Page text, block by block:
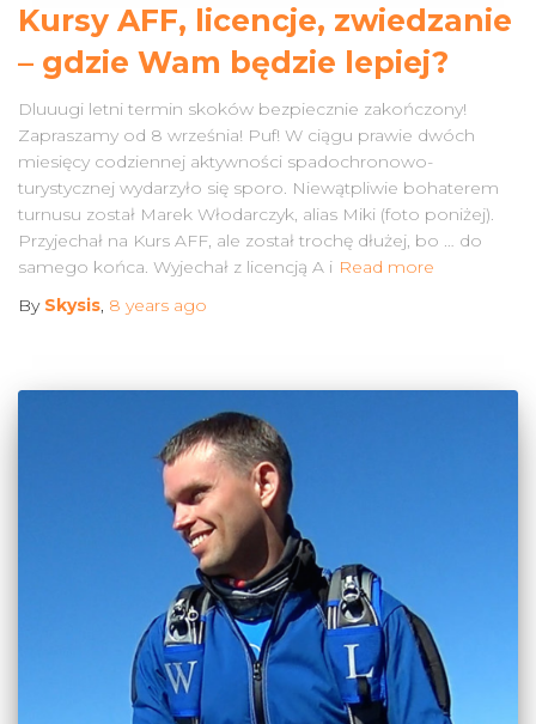
Kursy AFF, licencje, zwiedzanie
– gdzie Wam będzie lepiej?
Dluuugi letni termin skoków bezpiecznie zakończony!
Zapraszamy od 8 września! Puf! W ciągu prawie dwóch
miesięcy codziennej aktywności spadochronowo-
turystycznej wydarzyło się sporo. Niewątpliwie bohaterem
turnusu został Marek Włodarczyk, alias Miki (foto poniżej).
Przyjechał na Kurs AFF, ale został trochę dłużej, bo … do
samego końca. Wyjechał z licencją A i Read more
By Skysis, 8 years ago